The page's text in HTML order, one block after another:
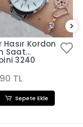
Hasır Kordon
Saat
3240
TL
Sepete Ekle